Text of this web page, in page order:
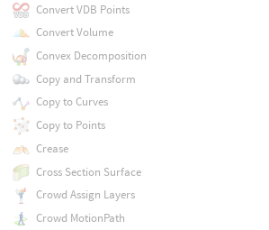
Convert VDB Points
Convert Volume
Convex Decomposition
Copy and Transform
Copy to Curves
Copy to Points
Crease
Cross Section Surface
Crowd Assign Layers
Crowd MotionPath